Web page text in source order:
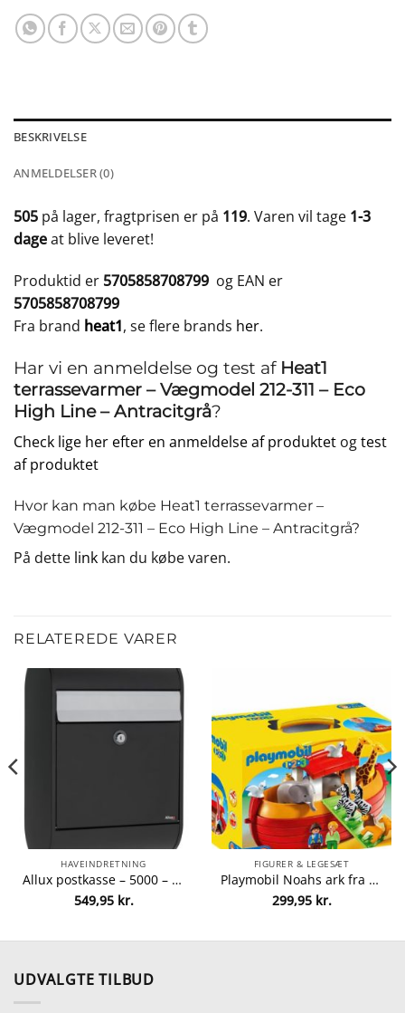
BESKRIVELSE
ANMELDELSER (0)
505 på lager, fragtprisen er på 119. Varen vil tage 1-3
dageat blive leveret!
Produktid er 5705858708799 og EAN er
5705858708799
Fra brand heat1, se flere brands her.
Har vi en anmeldelse og test af Heat1
terrassevarmer – Vægmodel 212-311 – Eco
High Line – Antracitgrå?
Check lige her efter en anmeldelse af produktet ogtest
af produktet
Hvor kan man købe Heat1 terrassevarmer –
Vægmodel 212-311 – Eco High Line – Antracitgrå?
På dette link kan du købe varen.
RELATEREDE VARER
HAVEINDRETNING
Allux postkasse – 5000 – Sort/stål fra Allux 5701701605147
549,95 kr.
FIGURER & LEGESÆT
Playmobil Noahs ark fra Playmobil 4008789067654
299,95 kr.
kr..
UDVALGTE TILBUD